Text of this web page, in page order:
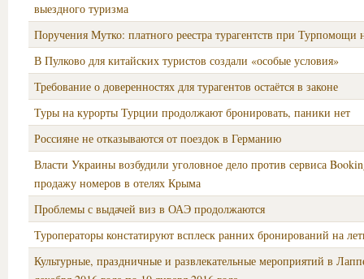
выездного туризма
Поручения Мутко: платного реестра турагентств при Турпомощи
В Пулково для китайских туристов создали «особые условия»
Требование о доверенностях для турагентов остаётся в законе
Туры на курорты Турции продолжают бронировать, паники нет
Россияне не отказываются от поездок в Германию
Власти Украины возбудили уголовное дело против сервиса
продажу номеров в отелях Крыма
Проблемы с выдачей виз в ОАЭ продолжаются
Туроператоры констатируют всплеск ранних бронирований на
Культурные, праздничные и развлекательные мероприятий в